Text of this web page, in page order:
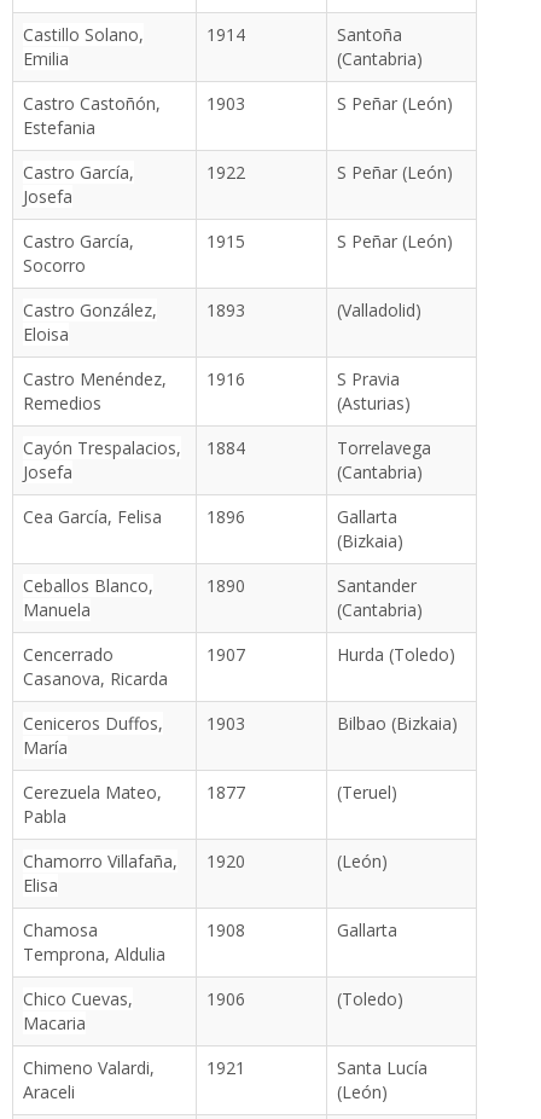
Castillo Solano,
Emilia
1914
Santoña
(Cantabria)
Castro Castoñón,
Estefania
1903 S Peñar (León)
Castro García,
Josefa
1922 S Peñar (León)
Castro García,
Socorro
1915 S Peñar (León)
Castro González,
Eloisa
1893 (Valladolid)
Castro Menéndez,
Remedios
1916
S Pravia
(Asturias)
Cayón Trespalacios,
Josefa
1884
Torrelavega
(Cantabria)
Cea García, Felisa
1896
Gallarta
(Bizkaia)
Ceballos Blanco,
Manuela
1890
Santander
(Cantabria)
Cencerrado
Casanova, Ricarda
1907 Hurda (Toledo)
Ceniceros Duffos,
María
1903 Bilbao (Bizkaia)
Cerezuela Mateo,
Pabla
1877 (Teruel)
Chamorro Villafaña,
Elisa
1920 (León)
Chamosa
Temprona, Aldulia
1908 Gallarta
Chico Cuevas,
Macaria
1906 (Toledo)
Chimeno Valardi,
Araceli
1921
Santa Lucía
(León)